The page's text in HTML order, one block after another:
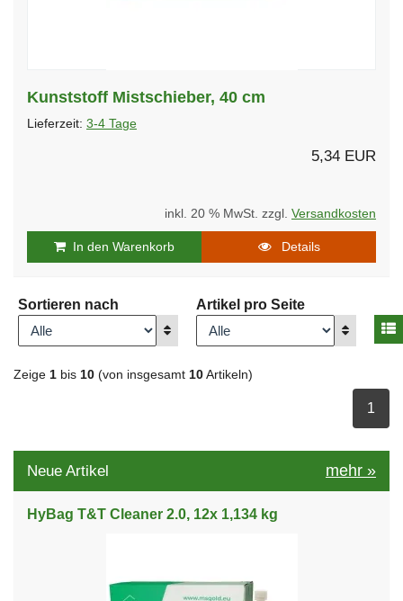
Kunststoff Mistschieber, 40 cm
Lieferzeit: 3-4 Tage
5,34 EUR
inkl. 20 % MwSt. zzgl. Versandkosten
In den Warenkorb Details
Sortieren nach
Anzeigen
Artikel pro Seite
Anzeigen
Zeige 1 bis 10 (von insgesamt 10 Artikeln)
1
Neue Artikel mehr »
HyBag T&T Cleaner 2.0, 12x 1,134 kg